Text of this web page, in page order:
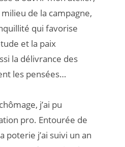
de la campagne,
qui favorise
et la paix
la délivrance des
les pensées…
j’ai pu
pro. Entourée de
poterie j’ai suivi un an